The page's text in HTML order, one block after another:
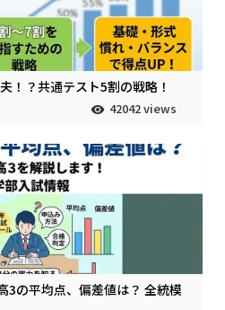
！？共通テスト5割の戦略！
42042 views
3の平均点、偏差値は？ 全統模